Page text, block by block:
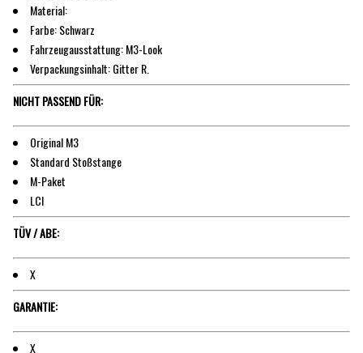
Material:
Farbe: Schwarz
Fahrzeugausstattung: M3-Look
Verpackungsinhalt: Gitter R.
NICHT PASSEND FÜR:
Original M3
Standard Stoßstange
M-Paket
LCI
TÜV / ABE:
X
GARANTIE:
X